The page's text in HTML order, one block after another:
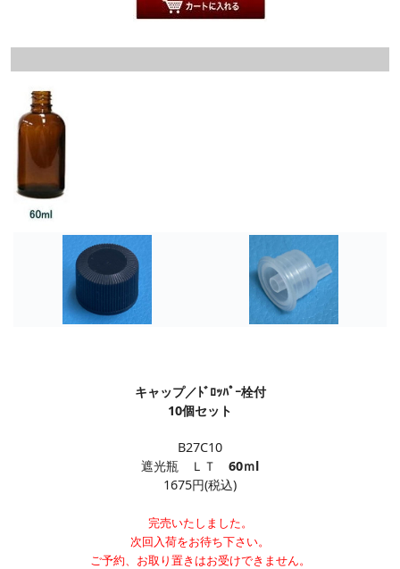
キャップ／ﾄﾞﾛｯﾊﾟｰ栓付
10個セット
B27C10
遮光瓶 ＬＴ 60ｍl
1675円(税込)
完売いたしました。
次回入荷をお待ち下さい。
ご予約、お取り置きはお受けできません。